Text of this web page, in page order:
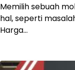
Memilih sebuah
hal, seperti
Harga…